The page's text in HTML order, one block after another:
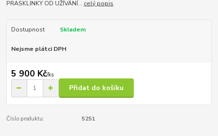
PRASKLINKY OD UŽÍVÁNÍ... celý popis
Dostupnost Skladem
Nejsme plátci DPH
5 900 Kč/ks
Přidat do košíku
Číslo produktu: 5251